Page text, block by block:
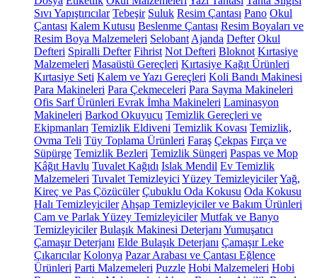
Sıvı Yapıştırıcılar Tebeşir Suluk Resim Çantası Pano Okul
Çantası Kalem Kutusu Beslenme Çantası Resim Boyaları ve
Resim Boya Malzemeleri Selobant Ajanda Defter Okul
Defteri Spiralli Defter Fihrist Not Defteri Bloknot Kırtasiye
Malzemeleri Masaüstü Gereçleri Kırtasiye Kağıt Ürünleri
Kırtasiye Seti Kalem ve Yazı Gereçleri Koli Bandı Makinesi
Para Makineleri Para Çekmeceleri Para Sayma Makineleri
Ofis Sarf Ürünleri Evrak İmha Makineleri Laminasyon
Makineleri Barkod Okuyucu Temizlik Gereçleri ve
Ekipmanları Temizlik Eldiveni Temizlik Kovası Temizlik,
Ovma Teli Tüy Toplama Ürünleri Faraş Çekpas Fırça ve
Süpürge Temizlik Bezleri Temizlik Süngeri Paspas ve Mop
Kâğıt Havlu Tuvalet Kağıdı Islak Mendil Ev Temizlik
Malzemeleri Tuvalet Temizleyici Yüzey TemizleyicilerYağ,
Kireç ve Pas Çözücüler Çubuklu Oda Kokusu Oda Kokusu
Halı Temizleyiciler Ahşap Temizleyiciler ve Bakım Ürünleri
Cam ve Parlak Yüzey Temizleyiciler Mutfak ve Banyo
Temizleyiciler Bulaşık Makinesi Deterjanı Yumuşatıcı
Çamaşır Deterjanı Elde Bulaşık Deterjanı Çamaşır Leke
Çıkarıcılar Kolonya Pazar Arabası ve Çantası Eğlence
Ürünleri Parti Malzemeleri Puzzle Hobi Malzemeleri Hobi